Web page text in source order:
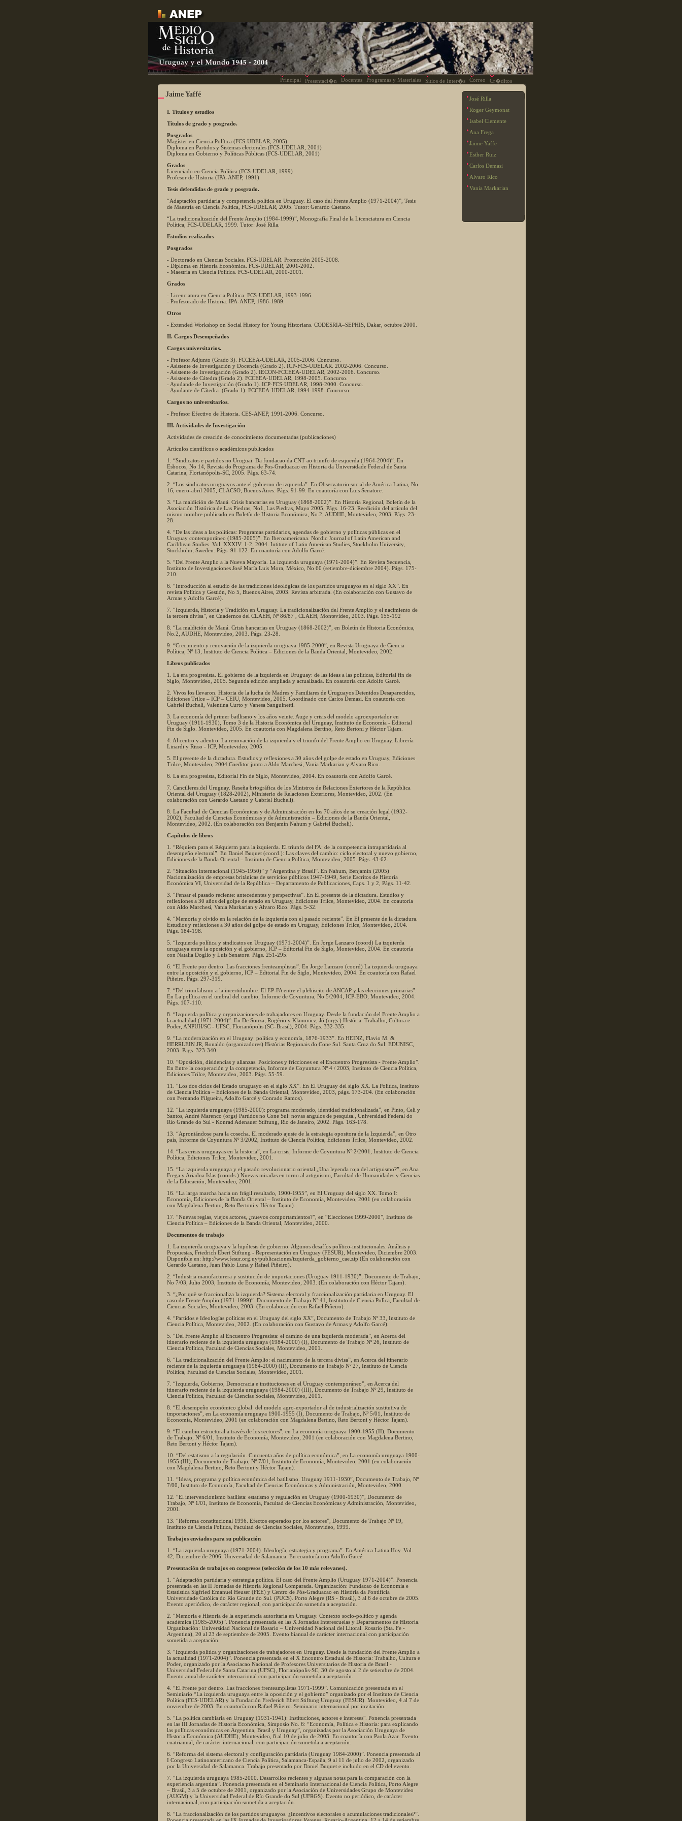
Principal Presentaci�n Docentes Programas y Materiales Sitios de Inter�s Correo Cr�ditos
José Rilla
Roger Geymonat
Isabel Clemente
Ana Frega
Jaime Yaffe
Esther Ruiz
Carlos Demasi
Alvaro Rico
Vania Markarian
Jaime Yaffé
I. Títulos y estudios
Títulos de grado y posgrado.
Posgrados
Magíster en Ciencia Política (FCS-UDELAR, 2005)
Diploma en Partidos y Sistemas electorales (FCS-UDELAR, 2001)
Diploma en Gobierno y Políticas Públicas (FCS-UDELAR, 2001)
Grados
Licenciado en Ciencia Política (FCS-UDELAR, 1999)
Profesor de Historia (IPA-ANEP, 1991)
Tesis defendidas de grado y posgrado.
“Adaptación partidaria y competencia política en Uruguay. El caso del Frente Amplio (1971-2004)”, Tesis
de Maestría en Ciencia Política, FCS-UDELAR, 2005. Tutor: Gerardo Caetano.
“La tradicionalización del Frente Amplio (1984-1999)”, Monografía Final de la Licenciatura en Ciencia
Política, FCS-UDELAR, 1999. Tutor: José Rilla.
Estudios realizados
Posgrados
- Doctorado en Ciencias Sociales. FCS-UDELAR. Promoción 2005-2008.
- Diploma en Historia Económica. FCS-UDELAR, 2001-2002.
- Maestría en Ciencia Política. FCS-UDELAR, 2000-2001.
Grados
- Licenciatura en Ciencia Política. FCS-UDELAR, 1993-1996.
- Profesorado de Historia. IPA-ANEP, 1986-1989.
Otros
- Extended Workshop on Social History for Young Historians. CODESRIA–SEPHIS, Dakar, octubre 2000.
II. Cargos Desempeñados
Cargos universitarios.
- Profesor Adjunto (Grado 3). FCCEEA-UDELAR, 2005-2006. Concurso.
- Asistente de Investigación y Docencia (Grado 2). ICP-FCS-UDELAR. 2002-2006. Concurso.
- Asistente de Investigación (Grado 2). IECON-FCCEEA-UDELAR, 2002-2006. Concurso.
- Asistente de Cátedra (Grado 2). FCCEEA-UDELAR, 1998-2005. Concurso.
- Ayudande de Investigación (Grado 1). ICP-FCS-UDELAR, 1998-2000. Concurso.
- Ayudante de Cátedra. (Grado 1). FCCEEA-UDELAR, 1994-1998. Concurso.
Cargos no universitarios.
- Profesor Efectivo de Historia. CES-ANEP, 1991-2006. Concurso.
III. Actividades de Investigación
Actividades de creación de conocimiento documentadas (publicaciones)
Artículos científicos o académicos publicados
1. “Sindicatos e partidos no Uruguai. Da fundacao da CNT ao triunfo de esquerda (1964-2004)”. En
Esbocos, No 14, Revista do Programa de Pos-Graduacao en Historia da Universidade Federal de Santa
Catarina, Florianópolis-SC, 2005. Págs. 63-74.
2. “Los sindicatos uruguayos ante el gobierno de izquierda”. En Observatorio social de América Latina, No
16, enero-abril 2005, CLACSO, Buenos Aires. Págs. 91-99. En coautoría con Luis Senatore.
3. “La maldición de Mauá. Crisis bancarias en Uruguay (1868-2002)”. En Historia Regional, Boletín de la
Asociación Histórica de Las Piedras, No1, Las Piedras, Mayo 2005, Págs. 16-23. Reedición del artículo del
mismo nombre publicado en Boletín de Historia Económica, No.2, AUDHE, Montevideo, 2003. Págs. 23-
28.
4. “De las ideas a las políticas: Programas partidarios, agendas de gobierno y políticas públicas en el
Uruguay contemporáneo (1985-2005)”. En Iberoamericana. Nordic Journal of Latin American and
Caribbean Studies. Vol. XXXIV: 1-2, 2004. Intitute of Latin American Studies, Stockholm University,
Stockholm, Sweden. Págs. 91-122. En coautoría con Adolfo Garcé.
5. “Del Frente Amplio a la Nueva Mayoría. La izquierda uruguaya (1971-2004)”. En Revista Secuencia,
Instituto de Investigaciones José María Luis Mora, México, No 60 (setiembre-diciembre 2004). Págs. 175-
210.
6. “Introducción al estudio de las tradiciones ideológicas de los partidos uruguayos en el siglo XX”. En
revista Política y Gestión, No 5, Buenos Aires, 2003. Revista arbitrada. (En colaboración con Gustavo de
Armas y Adolfo Garcé).
7. “Izquierda, Historia y Tradición en Uruguay. La tradicionalización del Frente Amplio y el nacimiento de
la tercera divisa”, en Cuadernos del CLAEH, Nº 86/87 , CLAEH, Montevideo, 2003. Págs. 155-192
8. “La maldición de Mauá. Crisis bancarias en Uruguay (1868-2002)”, en Boletín de Historia Económica,
No.2, AUDHE, Montevideo, 2003. Págs. 23-28.
9. “Crecimiento y renovación de la izquierda uruguaya 1985-2000”, en Revista Uruguaya de Ciencia
Política, Nº 13, Instituto de Ciencia Política – Ediciones de la Banda Oriental, Montevideo, 2002.
Libros publicados
1. La era progresista. El gobierno de la izquierda en Uruguay: de las ideas a las políticas, Editorial fin de
Siglo, Montevideo, 2005. Segunda edición ampliada y actualizada. En coautoría con Adolfo Garcé.
2. Vivos los llevaron. Historia de la lucha de Madres y Familiares de Uruguayos Detenidos Desaparecidos,
Ediciones Trilce – ICP – CEIU, Montevideo, 2005. Coordinado con Carlos Demasi. En coautoría con
Gabriel Bucheli, Valentina Curto y Vanesa Sanguinetti.
3. La economía del primer batllismo y los años veinte. Auge y crisis del modelo agroexportador en
Uruguay (1911-1930), Tomo 3 de la Historia Económica del Uruguay, Instituto de Economía - Editorial
Fin de Siglo. Montevideo, 2005. En coautoría con Magdalena Bertino, Reto Bertoni y Héctor Tajam.
4. Al centro y adentro. La renovación de la izquierda y el triunfo del Frente Amplio en Uruguay. Librería
Linardi y Risso - ICP, Montevideo, 2005.
5. El presente de la dictadura. Estudios y reflexiones a 30 años del golpe de estado en Uruguay, Ediciones
Trilce, Montevideo, 2004.Coeditor junto a Aldo Marchesi, Vania Markarian y Alvaro Rico.
6. La era progresista, Editorial Fin de Siglo, Montevideo, 2004. En coautoría con Adolfo Garcé.
7. Cancilleres.del Uruguay. Reseña briográfica de los Ministros de Relaciones Exteriores de la República
Oriental del Uruguay (1828-2002), Ministerio de Relaciones Exteriores, Montevideo, 2002. (En
colaboración con Gerardo Caetano y Gabriel Bucheli).
8. La Facultad de Ciencias Económicas y de Administración en los 70 años de su creación legal (1932-
2002), Facultad de Ciencias Económicas y de Administración – Ediciones de la Banda Oriental,
Montevideo, 2002. (En colaboración con Benjamín Nahum y Gabriel Bucheli).
Capítulos de libros
1. “Réquiem para el Réquierm para la izquierda. El triunfo del FA: de la competencia intrapartidaria al
desempeño electoral”. En Daniel Buquet (coord.): Las claves del cambio: ciclo electoral y nuevo gobierno,
Ediciones de la Banda Oriental – Instituto de Ciencia Política, Montevideo, 2005. Págs. 43-62.
2. “Situación internacional (1945-1950)” y “Argentina y Brasil”. En Nahum, Benjamín (2005)
Nacionalización de empresas británicas de servicios públicos 1947-1949, Serie Escritos de Historia
Económica VI, Universidad de la República – Departamento de Publicaciones, Caps. 1 y 2, Págs. 11-42.
3. “Pensar el pasado reciente: antecedentes y perspectivas”. En El presente de la dictadura. Estudios y
reflexiones a 30 años del golpe de estado en Uruguay, Ediciones Trilce, Montevideo, 2004. En coautoría
con Aldo Marchesi, Vania Markarian y Alvaro Rico. Págs. 5-32.
4. “Memoria y olvido en la relación de la izquierda con el pasado reciente”. En El presente de la dictadura.
Estudios y reflexiones a 30 años del golpe de estado en Uruguay, Ediciones Trilce, Montevideo, 2004.
Págs. 184-198.
5. “Izquierda política y sindicatos en Uruguay (1971-2004)”. En Jorge Lanzaro (coord) La izquierda
uruguaya entre la oposición y el gobierno, ICP – Editorial Fin de Siglo, Montevideo, 2004. En coautoría
con Natalia Doglio y Luis Senatore. Págs. 251-295.
6. “El Frente por dentro. Las fracciones frenteamplistas”. En Jorge Lanzaro (coord) La izquierda uruguaya
entre la oposición y el gobierno, ICP – Editorial Fin de Siglo, Montevideo, 2004. En coautoría con Rafael
Piñeiro. Págs. 297-319.
7. “Del triunfalismo a la incertidumbre. El EP-FA entre el plebiscito de ANCAP y las elecciones primarias”.
En La política en el umbral del cambio, Informe de Coyuntura, No 5/2004, ICP-EBO, Montevideo, 2004.
Págs. 107-110.
8. “Izquierda política y organizaciones de trabajadores en Uruguay. Desde la fundación del Frente Amplio a
la actualidad (1971-2004)”. En De Souza, Rogério y Klanovicz, Jó (orgs.) História: Trabalho, Cultura e
Poder, ANPUH/SC - UFSC, Florianópolis (SC–Brasil), 2004. Págs. 332-335.
9. “La modernización en el Uruguay: política y economía, 1876-1933”. En HEINZ, Flavio M. &
HERRLEIN JR, Ronaldo (organizadores) Histórias Regionais do Cone Sul. Santa Cruz do Sul: EDUNISC,
2003. Pags. 323-340.
10. “Oposición, disidencias y alianzas. Posiciones y fricciones en el Encuentro Progresista - Frente Amplio”.
En Entre la cooperación y la competencia, Informe de Coyuntura Nº 4 / 2003, Instituto de Ciencia Política,
Ediciones Trilce, Montevideo, 2003. Págs. 55-59.
11. “Los dos ciclos del Estado uruguayo en el siglo XX”. En El Uruguay del siglo XX. La Política, Instituto
de Ciencia Política – Ediciones de la Banda Oriental, Montevideo, 2003, págs. 173-204. (En colaboración
con Fernando Filgueira, Adolfo Garcé y Conrado Ramos).
12. “La izquierda uruguaya (1985-2000): programa moderado, identidad tradicionalizada”, en Pinto, Celi y
Santos, André Marenco (orgs) Partidos no Cone Sul: novas angulos de pesquisa., Universidad Federal do
Río Grande do Sul - Konrad Adenauer Stiftung, Rio de Janeiro, 2002. Págs. 163-178.
13. “Aprontándose para la cosecha. El moderado ajuste de la estrategia opositora de la Izquierda”, en Otro
país, Informe de Coyuntura Nº 3/2002, Instituto de Ciencia Política, Ediciones Trilce, Montevideo, 2002.
14. “Las crisis uruguayas en la historia”, en La crisis, Informe de Coyuntura Nº 2/2001, Instituto de Ciencia
Política, Ediciones Trilce, Montevideo, 2001.
15. “La izquierda uruguaya y el pasado revolucionario oriental ¿Una leyenda roja del artiguismo?”, en Ana
Frega y Ariadna Islas (coords.) Nuevas miradas en torno al artiguismo, Facultad de Humanidades y Ciencias
de la Educación, Montevideo, 2001.
16. “La larga marcha hacia un frágil resultado, 1900-1955”, en El Uruguay del siglo XX. Tomo I:
Economía, Ediciones de la Banda Oriental – Instituto de Economía, Montevideo, 2001 (en colaboración
con Magdalena Bertino, Reto Bertoni y Héctor Tajam).
17. “Nuevas reglas, viejos actores, ¿nuevos comportamientos?”, en “Elecciones 1999-2000”, Instituto de
Ciencia Política – Ediciones de la Banda Oriental, Montevideo, 2000.
Documentos de trabajo
1. La izquierda uruguaya y la hipótesis de gobierno. Algunos desafíos político-institucionales. Análisis y
Propuestas, Friedrich Ebert Stiftung - Representación en Uruguay (FESUR), Montevideo, Diciembre 2003.
Disponible en: http://www.fesur.org.uy/publicaciones/izquierda_gobierno_cae.zip (En colaboración con
Gerardo Caetano, Juan Pablo Luna y Rafael Piñeiro).
2. “Industria manufacturera y sustitución de importaciones (Uruguay 1911-1930)”, Documento de Trabajo,
No 7/03, Julio 2003, Instituto de Economía, Montevideo, 2003. (En colaboración con Héctor Tajam).
3. “¿Por què se fraccionaliza la izquierda? Sistema electoral y fraccionalización partidaria en Uruguay. El
caso de Frente Amplio (1971-1999)”. Documento de Trabajo Nº 41, Instituto de Ciencia Polìca, Facultad de
Ciencias Sociales, Montevideo, 2003. (En colaboración con Rafael Piñeiro).
4. “Partidos e Ideologías políticas en el Uruguay del siglo XX”, Documento de Trabajo Nº 33, Instituto de
Ciencia Política, Montevideo, 2002. (En colaboración con Gustavo de Armas y Adolfo Garcé).
5. “Del Frente Amplio al Encuentro Progresista: el camino de una izquierda moderada”, en Acerca del
itinerario reciente de la izquierda uruguaya (1984-2000) (I), Documento de Trabajo Nº 26, Instituto de
Ciencia Política, Facultad de Ciencias Sociales, Montevideo, 2001.
6. “La tradicionalización del Frente Amplio: el nacimiento de la tercera divisa”, en Acerca del itinerario
reciente de la izquierda uruguaya (1984-2000) (II), Documento de Trabajo Nº 27, Instituto de Ciencia
Política, Facultad de Ciencias Sociales, Montevideo, 2001.
7. “Izquierda, Gobierno, Democracia e instituciones en el Uruguay contemporáneo”, en Acerca del
itinerario reciente de la izquierda uruguaya (1984-2000) (III), Documento de Trabajo Nº 29, Instituto de
Ciencia Política, Facultad de Ciencias Sociales, Montevideo, 2001.
8. “El desempeño económico global: del modelo agro-exportador al de industrialización sustitutiva de
importaciones”, en La economía uruguaya 1900-1955 (I), Documento de Trabajo, Nº 5/01, Instituto de
Economía, Montevideo, 2001 (en colaboración con Magdalena Bertino, Reto Bertoni y Héctor Tajam).
9. “El cambio estructural a través de los sectores”, en La economía uruguaya 1900-1955 (II), Documento
de Trabajo, Nº 6/01, Instituto de Economía, Montevideo, 2001 (en colaboración con Magdalena Bertino,
Reto Bertoni y Héctor Tajam).
10. “Del estatismo a la regulación. Cincuenta años de política económica”, en La economía uruguaya 1900-
1955 (III), Documento de Trabajo, Nº 7/01, Instituto de Economía, Montevideo, 2001 (en colaboración
con Magdalena Bertino, Reto Bertoni y Héctor Tajam).
11. “Ideas, programa y política económica del batllismo. Uruguay 1911-1930”, Documento de Trabajo, Nº
7/00, Instituto de Economía, Facultad de Ciencias Económicas y Administración, Montevideo, 2000.
12. “El intervencionismo batllista: estatismo y regulación en Uruguay (1900-1930)”, Documento de
Trabajo, Nº 1/01, Instituto de Economía, Facultad de Ciencias Económicas y Administración, Montevideo,
2001.
13. “Reforma constitucional 1996. Efectos esperados por los actores”, Documento de Trabajo Nº 19,
Instituto de Ciencia Política, Facultad de Ciencias Sociales, Montevideo, 1999.
Trabajos enviados para su publicación
1. “La izquierda uruguaya (1971-2004). Ideología, estrategia y programa”. En América Latina Hoy. Vol.
42, Diciembre de 2006, Universidad de Salamanca. En coautoría con Adolfo Garcé.
Presentación de trabajos en congresos (selección de los 10 más relevanes).
1. “Adaptación partidaria y estrategia política. El caso del Frente Amplio (Uruguay 1971-2004)”. Ponencia
presentada en las II Jornadas de Historia Regional Comparada. Organización: Fundacao de Economia e
Estatística Sigfried Emanuel Heuser (FEE) y Centro de Pós-Graduacao en História da Pontifícia
Universidade Católica do Rio Grande do Sul. (PUCS). Porto Alegre (RS - Brasil), 3 al 6 de octubre de 2005.
Evento aperiódico, de carácter regional, con participación sometida a aceptación.
2. “Memoria e Historia de la experiencia autoritaria en Uruguay. Contexto socio-político y agenda
académica (1985-2005)”. Ponencia presentada en las X Jornadas Interescuelas y Departamentos de Historia.
Organización: Universidad Nacional de Rosario – Universidad Nacional del Litoral. Rosario (Sta. Fe -
Argentina), 20 al 23 de septiembre de 2005. Evento bianual de carácter internacional con participación
sometida a aceptación.
3. “Izquierda política y organizaciones de trabajadores en Uruguay. Desde la fundación del Frente Amplio a
la actualidad (1971-2004)”. Ponencia presentada en el X Encontro Estadual de Historia: Trabalho, Cultura e
Poder, organizado por la Asociacao Nacional de Profesores Universitarios de Historia de Brasil -
Universidad Federal de Santa Catarina (UFSC), Florianópolis-SC, 30 de agosto al 2 de setiembre de 2004.
Evento anual de carácter internacional con participación sometida a aceptación.
4. “El Frente por dentro. Las fracciones frenteamplistas 1971-1999”. Comunicación presentada en el
Seminiario “La izquierda uruguaya entre la oposición y el gobierno” organizado por el Instituto de Ciencia
Política (FCS-UDELAR) y la Fundación Frederich Ebert Stiftung Uruguay (FESUR). Montevideo, 4 al 7 de
noviembre de 2003. En coautoría con Rafael Piñeiro. Seminario internacional por invitación.
5. “La política cambiaria en Uruguay (1931-1941): Instituciones, actores e intereses". Ponencia presentada
en las III Jornadas de Historia Económica, Simposio No. 6: “Economía, Política e Historia: para explicando
las políticas económicas en Argentina, Brasil y Uruguay”, organizadas por la Asociación Uruguaya de
Historia Económica (AUDHE), Montevideo, 8 al 10 de julio de 2003. En coautoría con Paola Azar. Evento
cuatrianual, de carácter internacional, con participación sometida a aceptación.
6. “Reforma del sistema electoral y configuración partidaria (Uruguay 1984-2000)”. Ponencia presentada al
I Congreso Latinoamericano de Ciencia Política, Salamanca-España, 9 al 11 de julio de 2002, organizado
por la Universidad de Salamanca. Trabajo presentado por Daniel Buquet e incluido en el CD del evento.
7. “La izquierda uruguaya 1985-2000. Desarrollos recientes y algunas notas para la comparación con la
experiencia argentina”. Ponencia presentada en el Seminario Internacional de Ciencia Política, Porto Alegre
– Brasil, 3 a 5 de octubre de 2001, organizado por la Asociación de Universidades Grupo de Montevideo
(AUGM) y la Universidad Federal de Río Grande do Sul (UFRGS). Evento no periódico, de carácter
internacional, con participación sometida a aceptación.
8. “La fraccionalización de los partidos uruguayos. ¿Incentivos electorales o acumulaciones tradicionales?”.